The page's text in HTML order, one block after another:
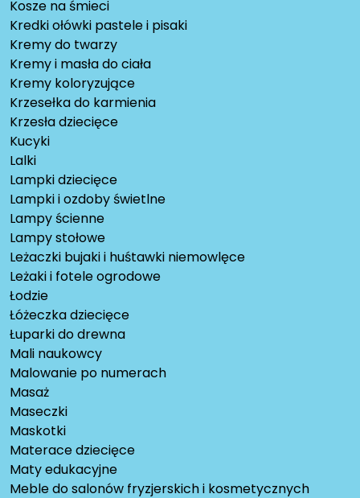
Kosze na śmieci
Kredki ołówki pastele i pisaki
Kremy do twarzy
Kremy i masła do ciała
Kremy koloryzujące
Krzesełka do karmienia
Krzesła dziecięce
Kucyki
Lalki
Lampki dziecięce
Lampki i ozdoby świetlne
Lampy ścienne
Lampy stołowe
Leżaczki bujaki i huśtawki niemowlęce
Leżaki i fotele ogrodowe
Łodzie
Łóżeczka dziecięce
Łuparki do drewna
Mali naukowcy
Malowanie po numerach
Masaż
Maseczki
Maskotki
Materace dziecięce
Maty edukacyjne
Meble do salonów fryzjerskich i kosmetycznych